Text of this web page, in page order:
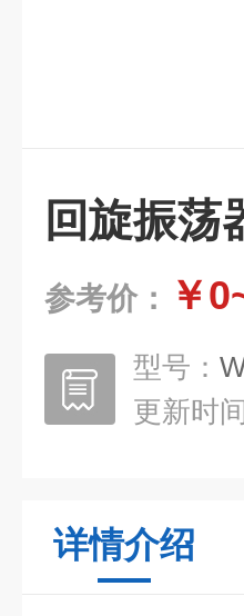
回旋振荡
参考价： ￥
型号：
更新时
详情介绍